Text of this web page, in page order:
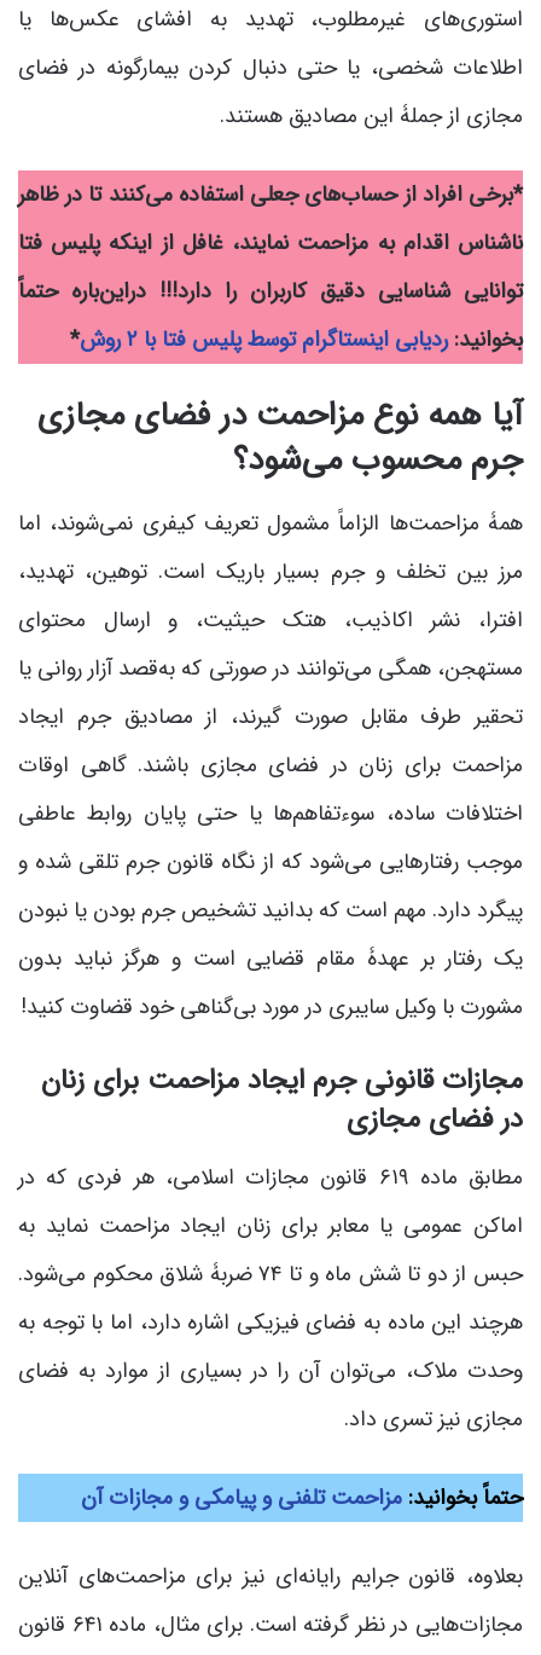
استوری‌های غیرمطلوب، تهدید به افشای عکس‌ها یا
اطلاعات شخصی، یا حتی دنبال کردن بیمارگونه در فضای
مجازی از جملۀ این مصادیق هستند.
*برخی افراد از حساب‌های جعلی استفاده می‌کنند تا در ظاهر
ناشناس اقدام به مزاحمت نمایند، غافل از اینکه پلیس فتا
توانایی شناسایی دقیق کاربران را دارد!!! دراین‌باره حتماً
بخوانید:ردیابی اینستاگرام توسط پلیس فتا با ۲ روش *
آیا همه نوع مزاحمت در فضای مجازی
جرم محسوب می‌شود؟
همۀ مزاحمت‌ها الزاماً مشمول تعریف کیفری نمی‌شوند، اما
مرز بین تخلف و جرم بسیار باریک است. توهین، تهدید،
افترا، نشر اکاذیب، هتک حیثیت، و ارسال محتوای
مستهجن، همگی می‌توانند در صورتی که به‌قصد آزار روانی یا
تحقیر طرف مقابل صورت گیرند، از مصادیق جرم ایجاد
مزاحمت برای زنان در فضای مجازی باشند. گاهی اوقات
اختلافات ساده، سوءتفاهم‌ها یا حتی پایان روابط عاطفی
موجب رفتارهایی می‌شود که از نگاه قانون جرم تلقی شده و
پیگرد دارد. مهم است که بدانید تشخیص جرم بودن یا نبودن
یک رفتار بر عهدۀ مقام قضایی است و هرگز نباید بدون
مشورت با وکیل سایبری در مورد بی‌گناهی خود قضاوت کنید!
مجازات قانونی جرم ایجاد مزاحمت برای زنان
در فضای مجازی
مطابق ماده ۶۱۹ قانون مجازات اسلامی، هر فردی که در
اماکن عمومی یا معابر برای زنان ایجاد مزاحمت نماید به
حبس از دو تا شش ماه و تا ۷۴ ضربۀ شلاق محکوم می‌شود.
هرچند این ماده به فضای فیزیکی اشاره دارد، اما با توجه به
وحدت ملاک، می‌توان آن را در بسیاری از موارد به فضای
مجازی نیز تسری داد.
حتماً بخوانید: مزاحمت تلفنی و پیامکی و مجازات آن
بعلاوه، قانون جرایم رایانه‌ای نیز برای مزاحمت‌های آنلاین
مجازات‌هایی در نظر گرفته است. برای مثال، ماده ۶۴۱ قانون